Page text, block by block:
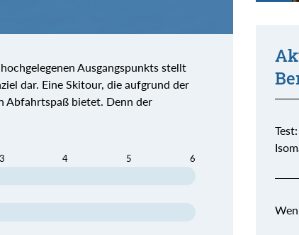
Ausgangspunkts stellt
dar. Eine Skitour, die aufgrund der
Abfahrtspaß bietet. Denn der
3 4 5 6